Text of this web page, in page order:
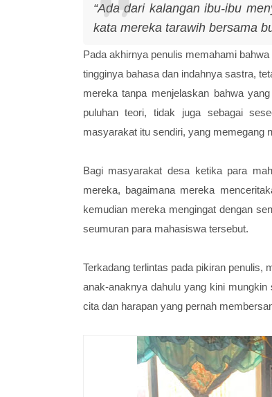
“Ada dari kalangan ibu-ibu
kata mereka tarawih bersama
Pada akhirnya penulis memahami
tingginya bahasa dan indahnya sastra,
mereka tanpa menjelaskan bahwa
puluhan teori, tidak juga sebagai
masyarakat itu sendiri, yang memegang
Bagi masyarakat desa ketika para
mereka, bagaimana mereka
kemudian mereka mengingat dengan
seumuran para mahasiswa tersebut.
Terkadang terlintas pada pikiran penulis,
anak-anaknya dahulu yang kini
cita dan harapan yang pernah